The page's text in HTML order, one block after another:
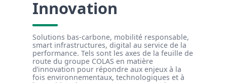
Innovation
Solutions bas-carbone, mobilité responsable,
smart infrastructures, digital au service de la
performance. Tels sont les axes de la feuille de
route du groupe COLAS en matière
d’innovation pour répondre aux enjeux à la
fois environnementaux, technologiques et à